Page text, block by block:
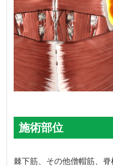
施術部位
棘下筋、その他僧帽筋、